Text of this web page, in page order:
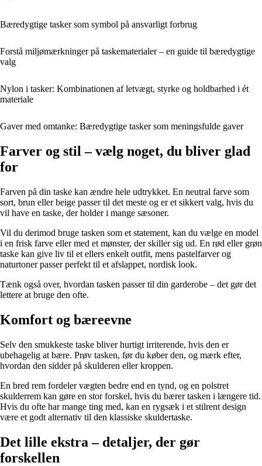
Bæredygtige tasker som symbol på ansvarligt forbrug
Forstå miljømærkninger på taskematerialer – en guide til bæredygtige
valg
Nylon i tasker: Kombinationen af letvægt, styrke og holdbarhed i ét
materiale
Gaver med omtanke: Bæredygtige tasker som meningsfulde gaver
Farver og stil – vælg noget, du bliver glad
for
Farven på din taske kan ændre hele udtrykket. En neutral farve som
sort, brun eller beige passer til det meste og er et sikkert valg, hvis du
vil have en taske, der holder i mange sæsoner.
Vil du derimod bruge tasken som et statement, kan du vælge en model
i en frisk farve eller med et mønster, der skiller sig ud. En rød eller grøn
taske kan give liv til et ellers enkelt outfit, mens pastelfarver og
naturtoner passer perfekt til et afslappet, nordisk look.
Tænk også over, hvordan tasken passer til din garderobe – det gør det
lettere at bruge den ofte.
Komfort og bæreevne
Selv den smukkeste taske bliver hurtigt irriterende, hvis den er
ubehagelig at bære. Prøv tasken, før du køber den, og mærk efter,
hvordan den sidder på skulderen eller kroppen.
En bred rem fordeler vægten bedre end en tynd, og en polstret
skulderrem kan gøre en stor forskel, hvis du bærer tasken i længere tid.
Hvis du ofte har mange ting med, kan en rygsæk i et stilrent design
være et godt alternativ til den klassiske skuldertaske.
Det lille ekstra – detaljer, der gør
forskellen